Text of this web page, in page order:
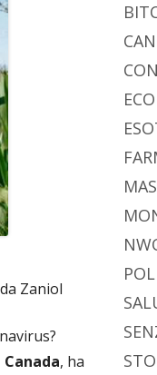
Zaniol
, ha